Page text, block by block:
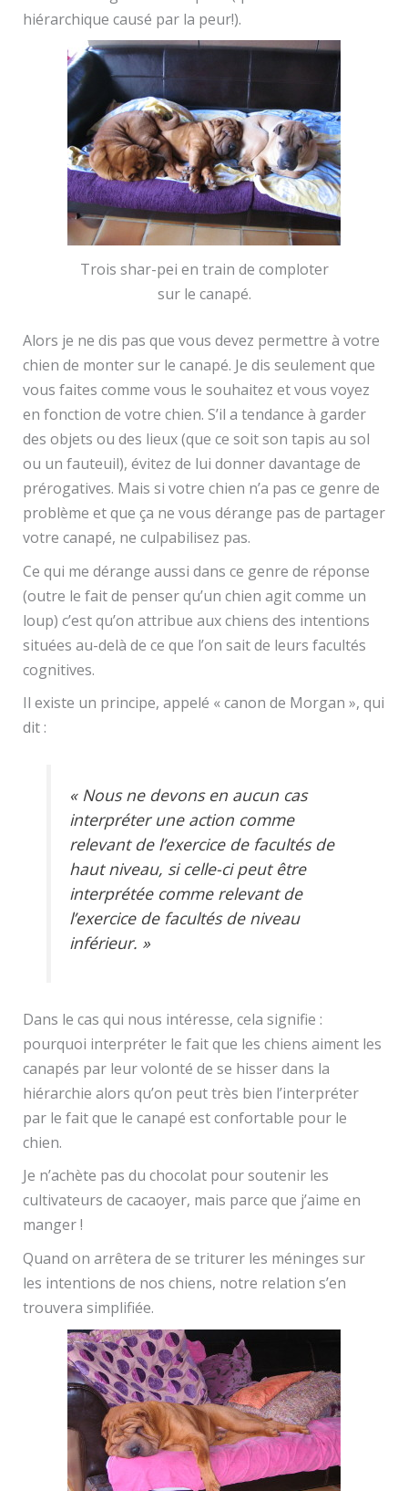
hiérarchique causé par la peur!).
Trois shar-pei en train de comploter
sur le canapé.
Alors je ne dis pas que vous devez permettre à votre
chien de monter sur le canapé. Je dis seulement que
vous faites comme vous le souhaitez et vous voyez
en fonction de votre chien. S’il a tendance à garder
des objets ou des lieux (que ce soit son tapis au sol
ou un fauteuil), évitez de lui donner davantage de
prérogatives. Mais si votre chien n’a pas ce genre de
problème et que ça ne vous dérange pas de partager
votre canapé, ne culpabilisez pas.
Ce qui me dérange aussi dans ce genre de réponse
(outre le fait de penser qu’un chien agit comme un
loup) c’est qu’on attribue aux chiens des intentions
situées au-delà de ce que l’on sait de leurs facultés
cognitives.
Il existe un principe, appelé « canon de Morgan », qui
dit :
« Nous ne devons en aucun cas
interpréter une action comme
relevant de l’exercice de facultés de
haut niveau, si celle-ci peut être
interprétée comme relevant de
l’exercice de facultés de niveau
inférieur. »
Dans le cas qui nous intéresse, cela signifie :
pourquoi interpréter le fait que les chiens aiment les
canapés par leur volonté de se hisser dans la
hiérarchie alors qu’on peut très bien l’interpréter
par le fait que le canapé est confortable pour le
chien.
Je n’achète pas du chocolat pour soutenir les
cultivateurs de cacaoyer, mais parce que j’aime en
manger !
Quand on arrêtera de se triturer les méninges sur
les intentions de nos chiens, notre relation s’en
trouvera simplifiée.